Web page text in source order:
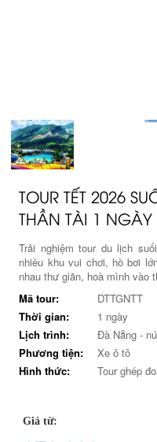
TOUR TẾT 2026
THẦN TÀI 1 NGÀY
Trải nghiệm tour du lịch
nhiều khu vui chơi, hồ bơi
nhau thư giãn, hoà mình vào
Mã tour:
DTTGNTT
Thời gian:
1 ngày
Lịch trình:
Đà Nẵng -
Phương tiện:
Xe ô tô
Hình thức:
Tour ghép
Giá từ: